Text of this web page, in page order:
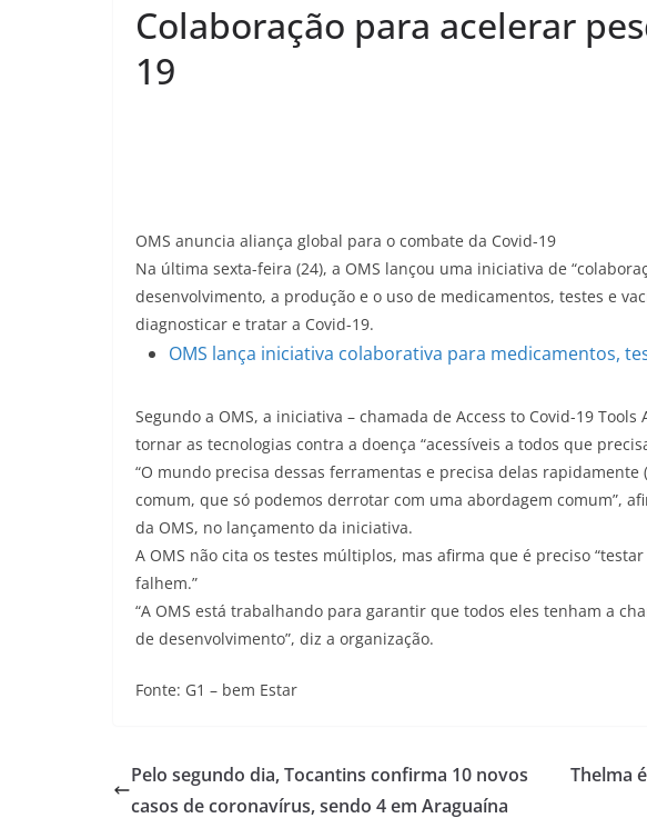
Colaboração para acelerar
19
OMS anuncia aliança global para o combate da Covid-19
Na última sexta-feira (24), a OMS lançou uma iniciativa de
desenvolvimento, a produção e o uso de medicamentos, testes e
diagnosticar e tratar a Covid-19.
OMS lança iniciativa colaborativa para medicamentos,
Segundo a OMS, a iniciativa – chamada de Access to Covid-19
tornar as tecnologias contra a doença “acessíveis a todos que
“O mundo precisa dessas ferramentas e precisa delas
comum, que só podemos derrotar com uma abordagem comum”,
da OMS, no lançamento da iniciativa.
A OMS não cita os testes múltiplos, mas afirma que é preciso
falhem.”
“A OMS está trabalhando para garantir que todos eles tenham a
de desenvolvimento”, diz a organização.
Fonte: G1 – bem Estar
Pelo segundo dia, Tocantins confirma 10 novos
casos de coronavírus, sendo 4 em Araguaína
Thelma